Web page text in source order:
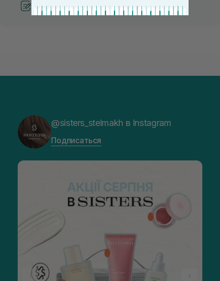
Рекомендации от косметологов
@sisters_stelmakh в Instagram
Подписаться